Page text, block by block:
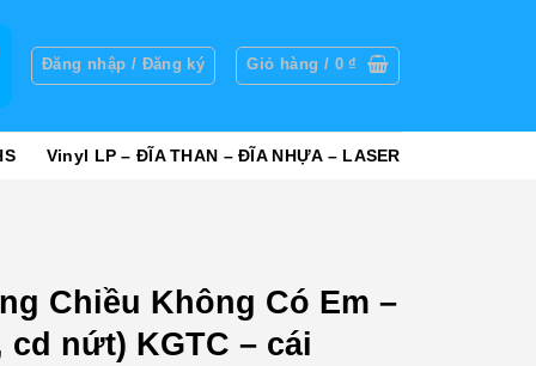
Đăng nhập / Đăng ký Giỏ hàng / 0₫
Vinyl LP – ĐĨA THAN – ĐĨA NHỰA – LASER
Chiều Không Có Em –
cd nứt) KGTC – cái